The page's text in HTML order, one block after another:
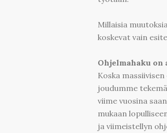
Millaisia
koskevat vain
Ohjelmahaku on
Koska
joudumme
viime vuosina
mukaan
ja viimeistellyn